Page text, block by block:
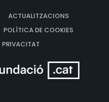
ACTUALITZACIONS
POLÍTICA DE COOKIES
PRIVACITAT